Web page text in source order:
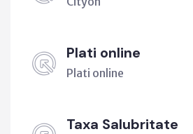
Plati online
Plati online
Taxa Salubritate